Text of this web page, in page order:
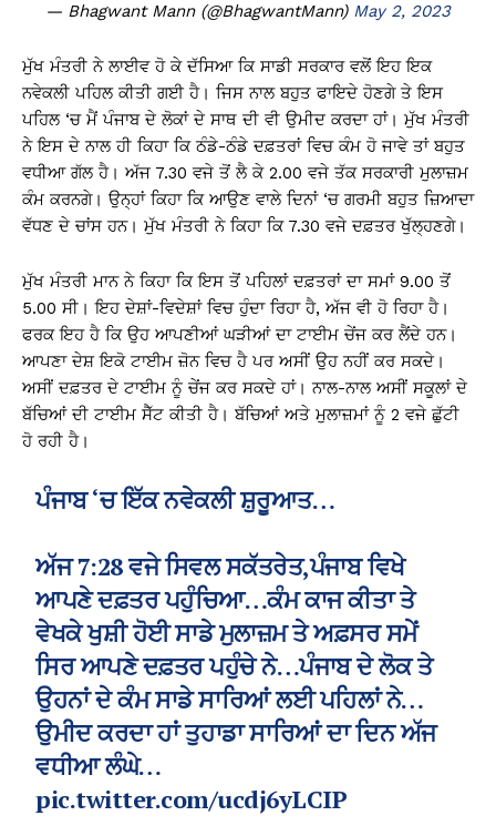
— Bhagwant Mann (@BhagwantMann) May 2, 2023
ਮੁੱਖ ਮੰਤਰੀ ਨੇ ਲਾਈਵ ਹੋ ਕੇ ਦੱਸਿਆ ਕਿ ਸਾਡੀ ਸਰਕਾਰ ਵਲੋਂ ਇਹ ਇਕ
ਨਵੇਕਲੀ ਪਹਿਲ ਕੀਤੀ ਗਈ ਹੈ। ਜਿਸ ਨਾਲ ਬਹੁਤ ਫਾਇਦੇ ਹੋਣਗੇ ਤੇ ਇਸ
ਪਹਿਲ ‘ਚ ਮੈਂ ਪੰਜਾਬ ਦੇ ਲੋਕਾਂ ਦੇ ਸਾਥ ਦੀ ਵੀ ਉਮੀਦ ਕਰਦਾ ਹਾਂ। ਮੁੱਖ ਮੰਤਰੀ
ਨੇ ਇਸ ਦੇ ਨਾਲ ਹੀ ਕਿਹਾ ਕਿ ਠੰਡੇ-ਠੰਡੇ ਦਫ਼ਤਰਾਂ ਵਿਚ ਕੰਮ ਹੋ ਜਾਵੇ ਤਾਂ ਬਹੁਤ
ਵਧੀਆ ਗੱਲ ਹੈ। ਅੱਜ 7.30 ਵਜੇ ਤੋਂ ਲੈ ਕੇ 2.00 ਵਜੇ ਤੱਕ ਸਰਕਾਰੀ ਮੁਲਾਜ਼ਮ
ਕੰਮ ਕਰਨਗੇ। ਉਨ੍ਹਾਂ ਕਿਹਾ ਕਿ ਆਉਣ ਵਾਲੇ ਦਿਨਾਂ ‘ਚ ਗਰਮੀ ਬਹੁਤ ਜ਼ਿਆਦਾ
ਵੱਧਣ ਦੇ ਚਾਂਸ ਹਨ। ਮੁੱਖ ਮੰਤਰੀ ਨੇ ਕਿਹਾ ਕਿ 7.30 ਵਜੇ ਦਫ਼ਤਰ ਖੁੱਲ੍ਹਣਗੇ।
ਮੁੱਖ ਮੰਤਰੀ ਮਾਨ ਨੇ ਕਿਹਾ ਕਿ ਇਸ ਤੋਂ ਪਹਿਲਾਂ ਦਫ਼ਤਰਾਂ ਦਾ ਸਮਾਂ 9.00 ਤੋਂ
5.00 ਸੀ। ਇਹ ਦੇਸ਼ਾਂ-ਵਿਦੇਸ਼ਾਂ ਵਿਚ ਹੁੰਦਾ ਰਿਹਾ ਹੈ, ਅੱਜ ਵੀ ਹੋ ਰਿਹਾ ਹੈ।
ਫਰਕ ਇਹ ਹੈ ਕਿ ਉਹ ਆਪਣੀਆਂ ਘੜੀਆਂ ਦਾ ਟਾਈਮ ਚੇਂਜ ਕਰ ਲੈਂਦੇ ਹਨ।
ਆਪਣਾ ਦੇਸ਼ ਇਕੋ ਟਾਈਮ ਜ਼ੋਨ ਵਿਚ ਹੈ ਪਰ ਅਸੀਂ ਉਹ ਨਹੀਂ ਕਰ ਸਕਦੇ।
ਅਸੀਂ ਦਫ਼ਤਰ ਦੇ ਟਾਈਮ ਨੂੰ ਚੇਂਜ ਕਰ ਸਕਦੇ ਹਾਂ। ਨਾਲ-ਨਾਲ ਅਸੀਂ ਸਕੂਲਾਂ ਦੇ
ਬੱਚਿਆਂ ਦੀ ਟਾਈਮ ਸੈੱਟ ਕੀਤੀ ਹੈ। ਬੱਚਿਆਂ ਅਤੇ ਮੁਲਾਜ਼ਮਾਂ ਨੂੰ 2 ਵਜੇ ਛੁੱਟੀ
ਹੋ ਰਹੀ ਹੈ।
ਪੰਜਾਬ ‘ਚ ਇੱਕ ਨਵੇਕਲੀ ਸ਼ੁਰੂਆਤ…
ਅੱਜ 7:28 ਵਜੇ ਸਿਵਲ ਸਕੱਤਰੇਤ,ਪੰਜਾਬ ਵਿਖੇ
ਆਪਣੇ ਦਫ਼ਤਰ ਪਹੁੰਚਿਆ…ਕੰਮ ਕਾਜ ਕੀਤਾ ਤੇ
ਵੇਖਕੇ ਖੁਸ਼ੀ ਹੋਈ ਸਾਡੇ ਮੁਲਾਜ਼ਮ ਤੇ ਅਫ਼ਸਰ ਸਮੇਂ
ਸਿਰ ਆਪਣੇ ਦਫ਼ਤਰ ਪਹੁੰਚੇ ਨੇ…ਪੰਜਾਬ ਦੇ ਲੋਕ ਤੇ
ਉਹਨਾਂ ਦੇ ਕੰਮ ਸਾਡੇ ਸਾਰਿਆਂ ਲਈ ਪਹਿਲਾਂ ਨੇ…
ਉਮੀਦ ਕਰਦਾ ਹਾਂ ਤੁਹਾਡਾ ਸਾਰਿਆਂ ਦਾ ਦਿਨ ਅੱਜ
ਵਧੀਆ ਲੰਘੇ…
pic.twitter.com/ucdj6yLCIP